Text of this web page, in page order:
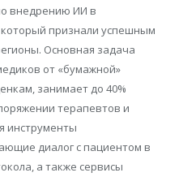
внедрению ИИ в
признали успешным
Основная задача
от «бумажной»
занимает до 40%
терапевтов и
инструменты
диалог с пациентом в
а также сервисы